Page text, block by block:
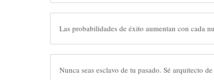
Las probabilidades de éxito aumentan con cada
Nunca seas esclavo de tu pasado. Sé arquitecto